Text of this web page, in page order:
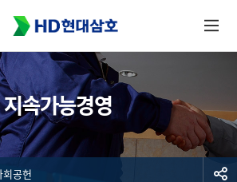
지속가능경영
회공헌